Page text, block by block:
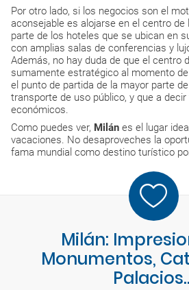
Por otro lado, si los negocios son el
aconsejable es alojarse en el centro
parte de los hoteles que se ubican en
con amplias salas de conferencias y
Además, no hay duda de que el centro
sumamente estratégico al momento
el punto de partida de la mayor parte
transporte de uso público, y que a
económicos.
Como puedes ver, Milán es el lugar
vacaciones. No desaproveches la
fama mundial como destino turístico
Milán:
Monumentos,